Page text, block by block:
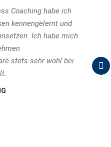
Coaching habe ich
kennengelernt und
Ich habe mich
stets sehr wohl bei